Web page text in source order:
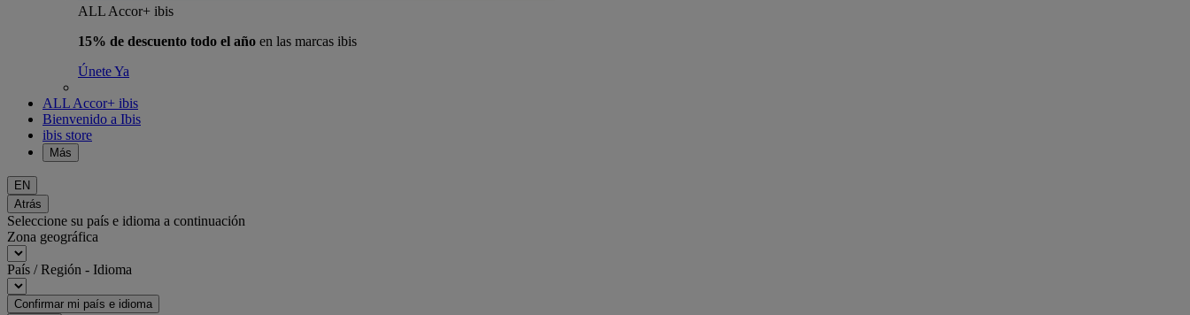
ALL Accor+ ibis
15% de descuento todo el año en las marcas ibis
Únete Ya
ALL Accor+ ibis
Bienvenido a Ibis
ibis store
Más
EN
Atrás
Seleccione su país e idioma a continuación
Zona geográfica
País / Región - Idioma
Confirmar mi país e idioma